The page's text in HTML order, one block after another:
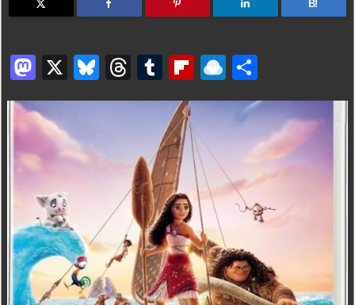
B!
M
a
st
o
d
o
n
X
Bl
u
s
T
hr
a
d
s
T
u
m
bl
r
Fl
ip
b
o
ar
d
R
ai
n
dr
o
p.
io
有